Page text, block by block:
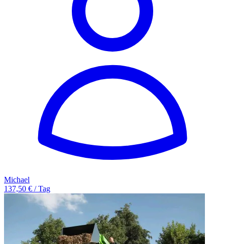
Michael
137,50 € / Tag